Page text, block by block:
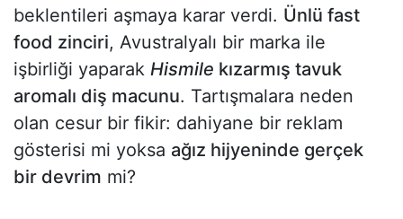
beklentileri aşmaya karar verdi. Ünlü fast
food zinciri, Avustralyalı bir marka ile
işbirliği yaparak Hismile kızarmış tavuk
aromalı diş macunu. Tartışmalara neden
olan cesur bir fikir: dahiyane bir reklam
gösterisi mi yoksa ağız hijyeninde gerçek
bir devrim mi?